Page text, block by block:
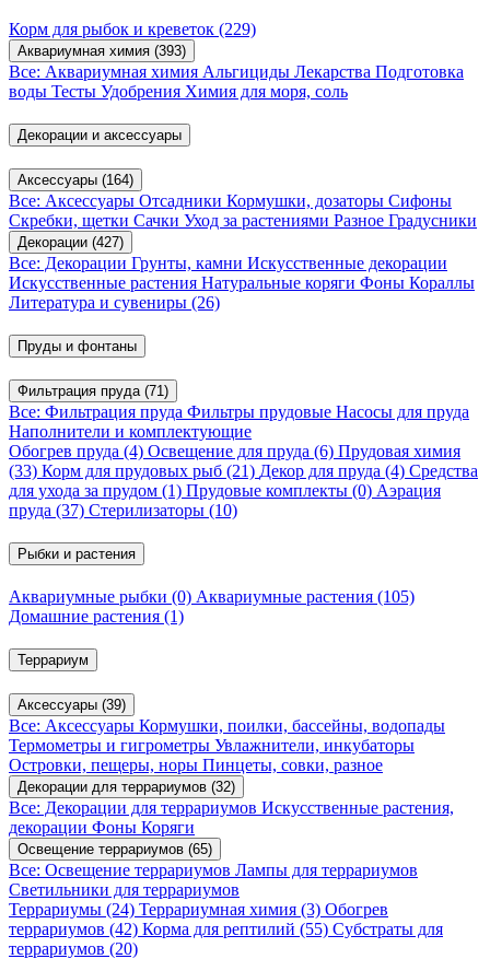
Корм для рыбок и креветок (229)
Аквариумная химия (393)
Все: Аквариумная химия Альгициды Лекарства Подготовка
воды Тесты Удобрения Химия для моря, соль
Декорации и аксессуары
Аксессуары (164)
Все: Аксессуары Отсадники Кормушки, дозаторы Сифоны
Скребки, щетки Сачки Уход за растениями Разное Градусники
Декорации (427)
Все: Декорации Грунты, камни Искусственные декорации
Искусственные растения Натуральные коряги Фоны Кораллы
Литература и сувениры (26)
Пруды и фонтаны
Фильтрация пруда (71)
Все: Фильтрация пруда Фильтры прудовые Насосы для пруда
Наполнители и комплектующие
Обогрев пруда (4) Освещение для пруда (6) Прудовая химия
(33) Корм для прудовых рыб (21) Декор для пруда (4) Средства
для ухода за прудом (1) Прудовые комплекты (0) Аэрация
пруда (37) Стерилизаторы (10)
Рыбки и растения
Аквариумные рыбки (0) Аквариумные растения (105)
Домашние растения (1)
Террариум
Аксессуары (39)
Все: Аксессуары Кормушки, поилки, бассейны, водопады
Термометры и гигрометры Увлажнители, инкубаторы
Островки, пещеры, норы Пинцеты, совки, разное
Декорации для террариумов (32)
Все: Декорации для террариумов Искусственные растения,
декорации Фоны Коряги
Освещение террариумов (65)
Все: Освещение террариумов Лампы для террариумов
Светильники для террариумов
Террариумы (24) Террариумная химия (3) Обогрев
террариумов (42) Корма для рептилий (55) Субстраты для
террариумов (20)